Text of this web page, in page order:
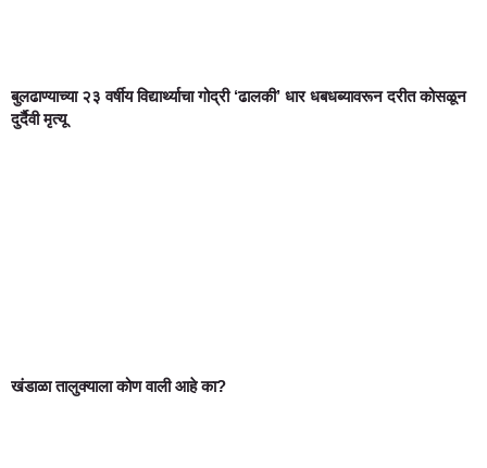
बुलढाण्याच्या २३ वर्षीय विद्यार्थ्याचा गोद्री ‘ढालकी’ धार धबधब्यावरून दरीत कोसळून
दुर्दैवी मृत्यू
खंडाळा तालुक्याला कोण वाली आहे का?